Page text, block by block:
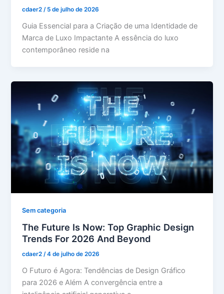
cdaer2/ 5 de julho de 2026
Guia Essencial para a Criação de uma Identidade de
Marca de Luxo Impactante A essência do luxo
contemporâneo reside na
Sem categoria
The Future Is Now: Top Graphic Design
Trends For 2026 And Beyond
cdaer2/4 de julho de 2026
O Futuro é Agora: Tendências de Design Gráfico
para 2026 e Além A convergência entre a